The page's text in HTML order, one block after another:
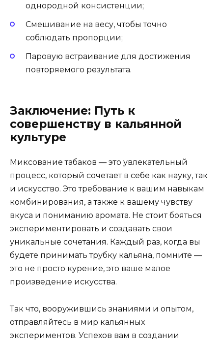
однородной консистенции;
Смешивание на весу, чтобы точно
соблюдать пропорции;
Паровую встраивание для достижения
повторяемого результата.
Заключение: Путь к
совершенству в кальянной
культуре
Миксование табаков — это увлекательный
процесс, который сочетает в себе как науку, так
и искусство. Это требование к вашим навыкам
комбинирования, а также к вашему чувству
вкуса и пониманию аромата. Не стоит бояться
экспериментировать и создавать свои
уникальные сочетания. Каждый раз, когда вы
будете принимать трубку кальяна, помните —
это не просто курение, это ваше малое
произведение искусства.
Так что, вооружившись знаниями и опытом,
отправляйтесь в мир кальянных
экспериментов. Успехов вам в создании